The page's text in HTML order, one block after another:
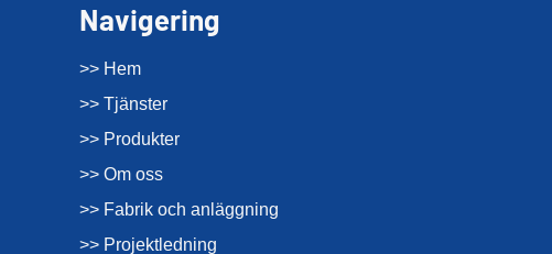
Navigering
>> Hem
>> Tjänster
>> Produkter
>> Om oss
>> Fabrik och anläggning
>> Projektledning